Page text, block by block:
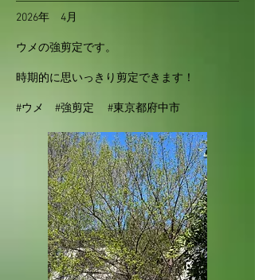
2026年 4月
ウメの強剪定です。
時期的に思いっきり剪定できます！
#ウメ #強剪定 #東京都府中市